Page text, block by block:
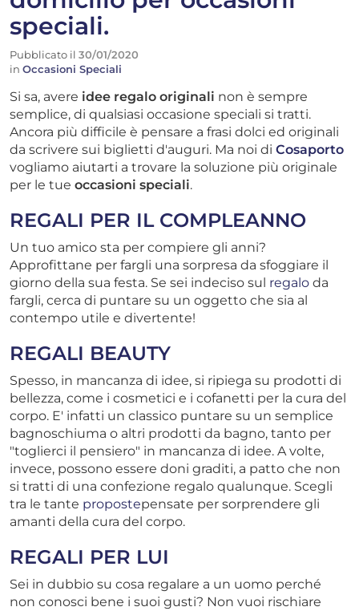
speciali.
Pubblicato il 30/01/2020
in Occasioni Speciali
Si sa, avere idee regalo originali non è sempre
semplice, di qualsiasi occasione speciali si tratti.
Ancora più difficile è pensare a frasi dolci ed originali
da scrivere sui biglietti d'auguri. Ma noi di Cosaporto
vogliamo aiutarti a trovare la soluzione più originale
per le tue occasioni speciali.
REGALI PER IL COMPLEANNO
Un tuo amico sta per compiere gli anni?
Approfittane per fargli una sorpresa da sfoggiare il
giorno della sua festa. Se sei indeciso sul regalo da
fargli, cerca di puntare su un oggetto che sia al
contempo utile e divertente!
REGALI BEAUTY
Spesso, in mancanza di idee, si ripiega su prodotti di
bellezza, come i cosmetici e i cofanetti per la cura del
corpo. E' infatti un classico puntare su un semplice
bagnoschiuma o altri prodotti da bagno, tanto per
"toglierci il pensiero" in mancanza di idee. A volte,
invece, possono essere doni graditi, a patto che non
si tratti di una confezione regalo qualunque. Scegli
tra le tante propostepensate per sorprendere gli
amanti della cura del corpo.
REGALI PER LUI
Sei in dubbio su cosa regalare a un uomo perché
non conosci bene i suoi gusti? Non vuoi rischiare